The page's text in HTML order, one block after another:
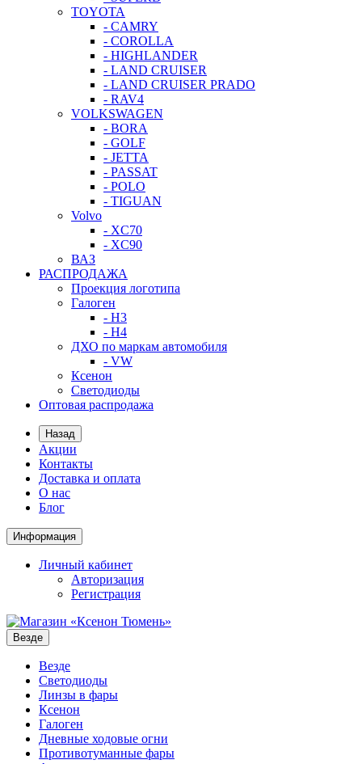
TOYOTA
- CAMRY
- COROLLA
- HIGHLANDER
- LAND CRUISER
- LAND CRUISER PRADO
- RAV4
VOLKSWAGEN
- BORA
- GOLF
- JETTA
- PASSAT
- POLO
- TIGUAN
Volvo
- XC70
- XC90
ВАЗ
РАСПРОДАЖА
Проекция логотипа
Галоген
- H3
- H4
ДХО по маркам автомобиля
- VW
Ксенон
Светодиоды
Оптовая распродажа
Назад
Акции
Контакты
Доставка и оплата
О нас
Блог
Информация
Личный кабинет
Авторизация
Регистрация
Везде
Везде
Светодиоды
Линзы в фары
Ксенон
Галоген
Дневные ходовые огни
Противотуманные фары